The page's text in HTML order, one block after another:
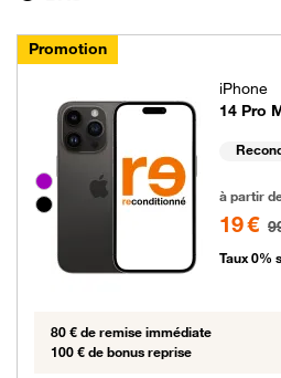
Promotion
Groupe de couleurs disponibles
iPhone
14 Pro
à partir
19 €
Taux 0%
80 € de remise immédiate
100 € de bonus reprise